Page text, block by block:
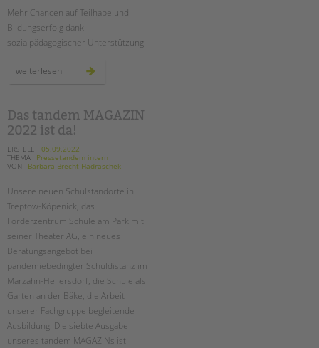
Mehr Chancen auf Teilhabe und
Bildungserfolg dank
sozialpädagogischer Unterstützung
weiterlesen temporäre
lerngruppen
Das tandem MAGAZIN
2022 ist da!
ERSTELLT 05.09.2022
THEMA
Pressetandem intern
VON
Barbara Brecht-Hadraschek
Unsere neuen Schulstandorte in
Treptow-Köpenick, das
Förderzentrum Schule am Park mit
seiner Theater AG, ein neues
Beratungsangebot bei
pandemiebedingter Schuldistanz im
Marzahn-Hellersdorf, die Schule als
Garten an der Bäke, die Arbeit
unserer Fachgruppe begleitende
Ausbildung: Die siebte Ausgabe
unseres tandem MAGAZINs ist